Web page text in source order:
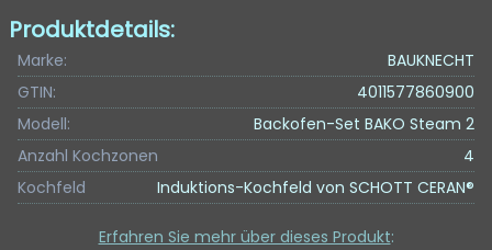
Produktdetails:
Marke:
BAUKNECHT
GTIN:
4011577860900
Modell:
Backofen-Set BAKO Steam 2
Anzahl Kochzonen
4
Kochfeld
Induktions-Kochfeld von SCHOTT CERAN®
Erfahren Sie mehr über dieses Produkt: